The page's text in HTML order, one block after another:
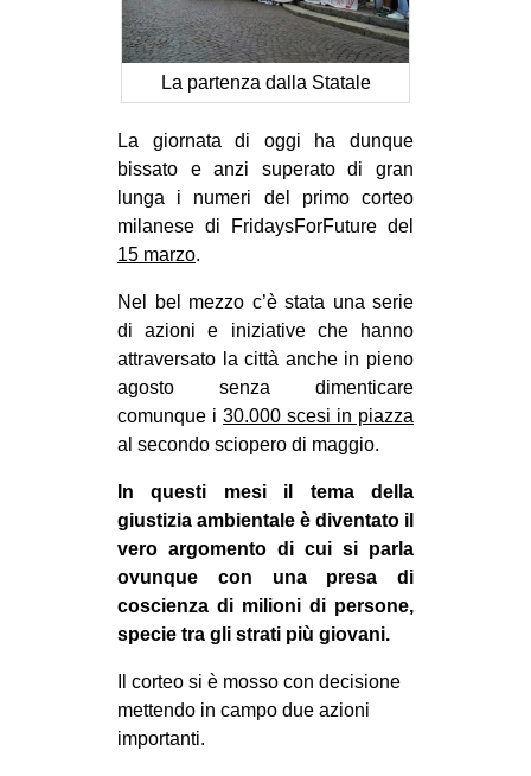
ms
SEARCH
La partenza dalla Statale
La giornata di oggi ha dunque
bissato e anzi superato di gran
lunga i numeri del primo corteo
milanese di FridaysForFuture del
15 marzo.
Nel bel mezzo c’è stata una serie
di azioni e iniziative che hanno
attraversato la città anche in pieno
agosto senza dimenticare
comunque i 30.000 scesi in piazza
al secondo sciopero di maggio.
In questi mesi il tema della
giustizia ambientale è diventato il
vero argomento di cui si parla
ovunque con una presa di
coscienza di milioni di persone,
specie tra gli strati più giovani.
Il corteo si è mosso con decisione
mettendo in campo due azioni
importanti.